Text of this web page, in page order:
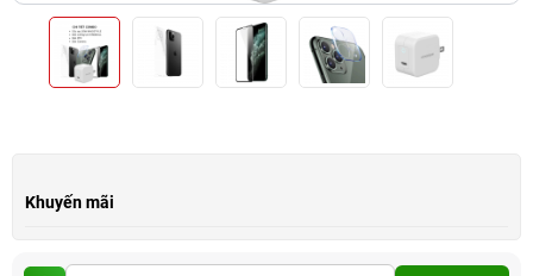
Khuyến mãi